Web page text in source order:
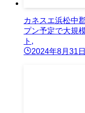
カネスエ浜松中
プン予定で大規
ト,
2024年8月31日